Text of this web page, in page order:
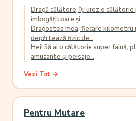
Dragă călătore, îți urez o călătorie
îmbogățitoare și...
Dragostea mea, fiecare kilometru
depărtează fizic de...
Hei! Să ai o călătorie super faină,
amuzante și peisaje...
Vezi Tot →
Pentru Mutare